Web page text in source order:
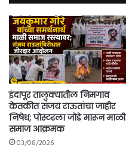
इंदापूर तालुक्यातील निमगाव
केतकीत संजय राऊतांचा जाहीर
निषेध; पोस्टरला जोडे मारून माळी
समाज आक्रमक
03/08/2026